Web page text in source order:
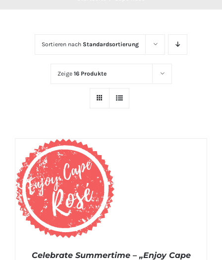
Sortieren nach Standardsortierung
Zeige 16 Produkte
Celebrate Summertime – „Enjoy Cape